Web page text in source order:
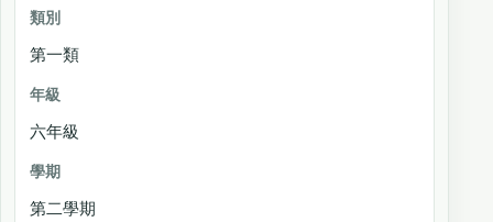
第一類
六年級
第二學期